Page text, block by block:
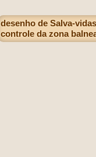
desenho de Salva-
controle da zona